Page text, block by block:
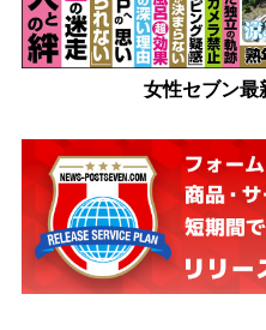
女性セブン最